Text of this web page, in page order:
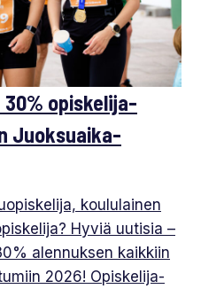
opiskelija-
Juoksuaika-
koululainen
Hyviä uutisia –
alennuksen kaikkiin
2026! Opiskelija-